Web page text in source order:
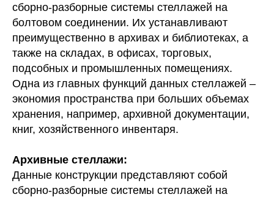
сборно-разборные системы стеллажей на
болтовом соединении. Их устанавливают
преимущественно в архивах и библиотеках, а
также на складах, в офисах, торговых,
подсобных и промышленных помещениях.
Одна из главных функций данных стеллажей –
экономия пространства при больших объемах
хранения, например, архивной документации,
книг, хозяйственного инвентаря.
Архивные стеллажи:
Данные конструкции представляют собой
сборно-разборные системы стеллажей на